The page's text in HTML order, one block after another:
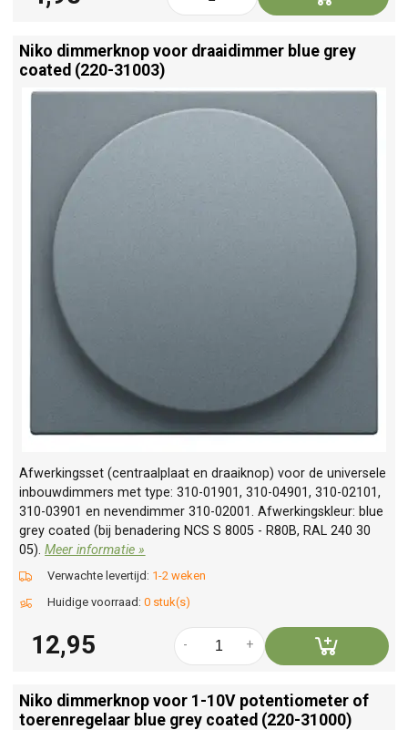
Niko dimmerknop voor draaidimmer blue grey
coated (220-31003)
Afwerkingsset (centraalplaat en draaiknop) voor de universele
inbouwdimmers met type: 310-01901, 310-04901, 310-02101,
310-03901 en nevendimmer 310-02001. Afwerkingskleur: blue
grey coated (bij benadering NCS S 8005 - R80B, RAL 240 30
05).Meer informatie »
Verwachte levertijd: 1-2 weken
Huidige voorraad: 0 stuk(s)
12,95 +
-
Niko dimmerknop voor 1-10V potentiometer of
toerenregelaar blue grey coated (220-31000)